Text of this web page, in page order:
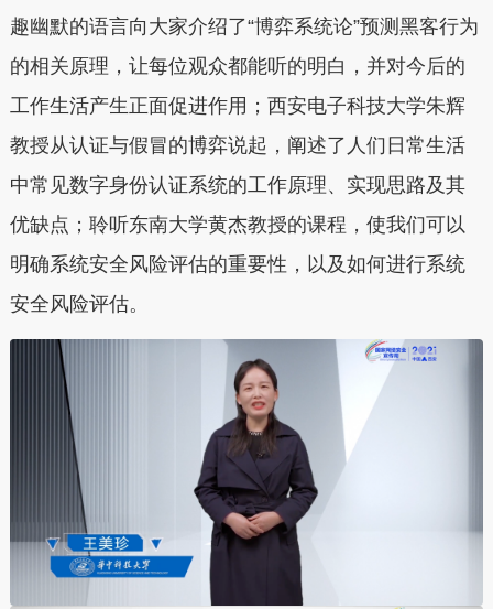
趣幽默的语言向大家介绍了“博弈系统论”预测黑客行为
的相关原理，让每位观众都能听的明白，并对今后的
工作生活产生正面促进作用；西安电子科技大学朱辉
教授从认证与假冒的博弈说起，阐述了人们日常生活
中常见数字身份认证系统的工作原理、实现思路及其
优缺点；聆听东南大学黄杰教授的课程，使我们可以
明确系统安全风险评估的重要性，以及如何进行系统
安全风险评估。